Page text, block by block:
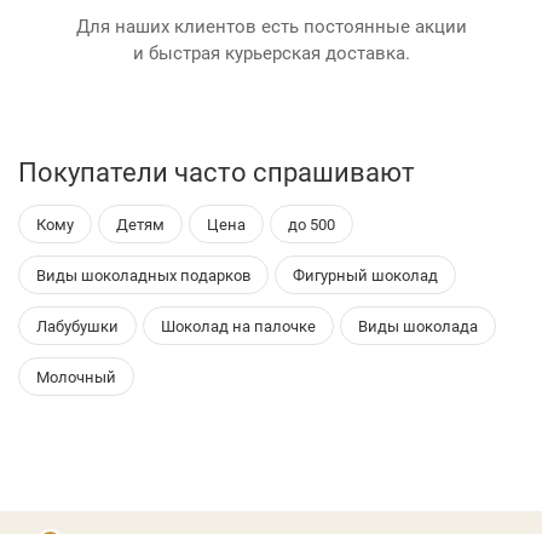
Для наших клиентов есть постоянные акции
и быстрая курьерская доставка.
Покупатели часто спрашивают
Кому Детям Цена до 500
Виды шоколадных подарков Фигурный шоколад
Лабубушки Шоколад на палочке Виды шоколада
Молочный